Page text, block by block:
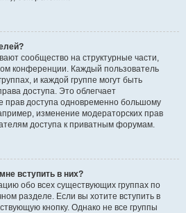
сообщество на структурные части,
конференции. Каждый пользователь
и каждой группе могут быть
доступа. Это облегчает
прав доступа одновременно большому
изменение модераторских прав
доступа к приватным форумам.
вступить в них?
обо всех существующих группах по
разделе. Если вы хотите вступить в
кнопку. Однако не все группы